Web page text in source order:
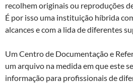
recolhem originais ou reproduções
É por isso uma instituição híbrida
alcances e com a lida de diferentes
Um Centro de Documentação e
um arquivo na medida em que este
informação para profissionais de